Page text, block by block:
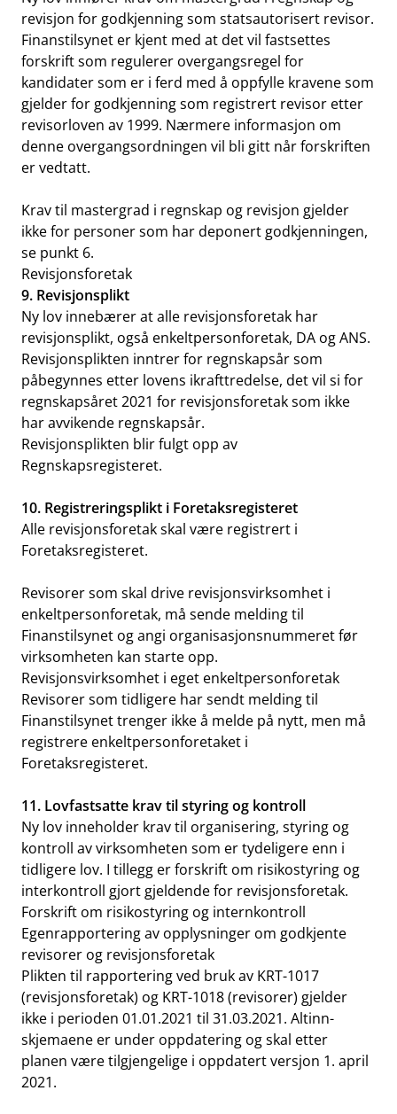
revisjon for godkjenning som statsautorisert revisor.
Finanstilsynet er kjent med at det vil fastsettes
forskrift som regulerer overgangsregel for
kandidater som er i ferd med å oppfylle kravene som
gjelder for godkjenning som registrert revisor etter
revisorloven av 1999. Nærmere informasjon om
denne overgangsordningen vil bli gitt når forskriften
er vedtatt.
Krav til mastergrad i regnskap og revisjon gjelder
ikke for personer som har deponert godkjenningen,
se punkt 6.
Revisjonsforetak
9. Revisjonsplikt
Ny lov innebærer at alle revisjonsforetak har
revisjonsplikt, også enkeltpersonforetak, DA og ANS.
Revisjonsplikten inntrer for regnskapsår som
påbegynnes etter lovens ikrafttredelse, det vil si for
regnskapsåret 2021 for revisjonsforetak som ikke
har avvikende regnskapsår.
Revisjonsplikten blir fulgt opp av
Regnskapsregisteret.
10. Registreringsplikt i Foretaksregisteret
Alle revisjonsforetak skal være registrert i
Foretaksregisteret.
Revisorer som skal drive revisjonsvirksomhet i
enkeltpersonforetak, må sende melding til
Finanstilsynet og angi organisasjonsnummeret før
virksomheten kan starte opp.
Revisjonsvirksomhet i eget enkeltpersonforetak
Revisorer som tidligere har sendt melding til
Finanstilsynet trenger ikke å melde på nytt, men må
registrere enkeltpersonforetaket i
Foretaksregisteret.
11. Lovfastsatte krav til styring og kontroll
Ny lov inneholder krav til organisering, styring og
kontroll av virksomheten som er tydeligere enn i
tidligere lov. I tillegg er forskrift om risikostyring og
interkontroll gjort gjeldende for revisjonsforetak.
Forskrift om risikostyring og internkontroll
Egenrapportering av opplysninger om godkjente
revisorer og revisjonsforetak
Plikten til rapportering ved bruk av KRT-1017
(revisjonsforetak) og KRT-1018 (revisorer) gjelder
ikke i perioden 01.01.2021 til 31.03.2021. Altinn-
skjemaene er under oppdatering og skal etter
planen være tilgjengelige i oppdatert versjon 1. april
2021.